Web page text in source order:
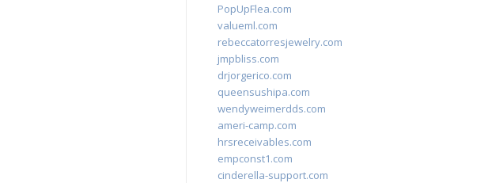
PopUpFlea.com
valueml.com
rebeccatorresjewelry.com
jmpbliss.com
drjorgerico.com
queensushipa.com
wendyweimerdds.com
ameri-camp.com
hrsreceivables.com
empconst1.com
cinderella-support.com